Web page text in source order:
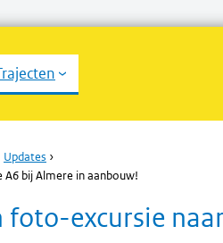
Updates ›
bij Almere in aanbouw!
foto-excursie